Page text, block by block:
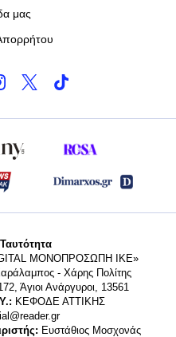
μας
MONΟΠΡΟΣΩΠΗ ΙΚΕ»
- Χάρης Πολίτης
Άγιοι Ανάργυροι, 13561
ΚΕΦΟΔΕ ΑΤΤΙΚΗΣ
Ευστάθιος Μοσχονάς